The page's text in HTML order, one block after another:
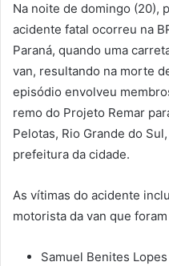
Na noite de domingo (20),
acidente fatal ocorreu na
Paraná, quando uma
van, resultando na morte
episódio envolveu
remo do Projeto Remar
Pelotas, Rio Grande do
prefeitura da cidade.
As vítimas do acidente
motorista da van que
Samuel Benites Lopes